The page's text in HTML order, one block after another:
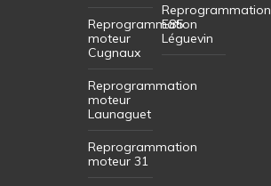
Reprogrammation
moteur
Cugnaux
Reprogrammation
moteur
Launaguet
Reprogrammation
moteur 31
Reprogrammation
E85
Léguevin